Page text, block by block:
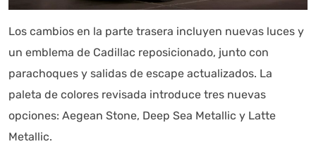
Los cambios en la parte trasera incluyen nuevas luces y
un emblema de Cadillac reposicionado, junto con
parachoques y salidas de escape actualizados. La
paleta de colores revisada introduce tres nuevas
opciones: Aegean Stone, Deep Sea Metallic y Latte
Metallic.